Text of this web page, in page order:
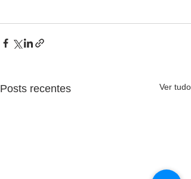
Posts recentes Ver tudo